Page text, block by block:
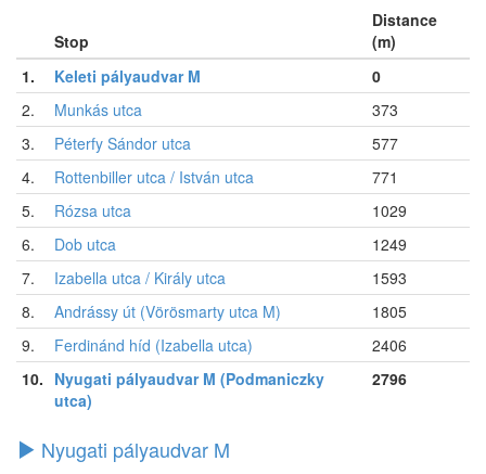
Stop
Distance
(m)
1.
Keleti pályaudvar M
0
2.
Munkás utca
373
3.
Péterfy Sándor utca
577
4.
Rottenbiller utca / István utca
771
5.
Rózsa utca
1029
6.
Dob utca
1249
7.
Izabella utca / Király utca
1593
8.
Andrássy út (Vörösmarty utca M)
1805
9.
Ferdinánd híd (Izabella utca)
2406
10. Nyugati pályaudvar M (Podmaniczky
utca)
2796
Nyugati pályaudvar M